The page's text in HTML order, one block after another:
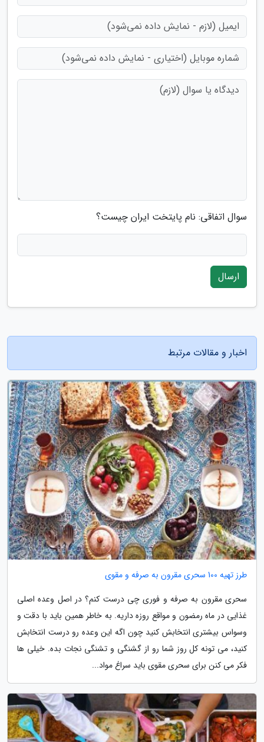
سوال اتفاقی: نام پایتخت ایران چیست؟
ارسال
اخبار و مقالات مرتبط
طرز تهیه 100 سحری مقرون به صرفه و مقوی
سحری مقرون به صرفه و فوری چی درست کنم؟ در اصل وعده اصلی
غذایی در ماه رمضون و مواقع روزه داریه. به خاطر همین باید با دقت و
وسواس بیشتری انتخابش کنید چون اگه این وعده رو درست انتخابش
کنید، می تونه کل روز شما رو از گشنگی و تشنگی نجات بده. خیلی ها
فکر می کنن برای سحری مقوی باید سراغ مواد...